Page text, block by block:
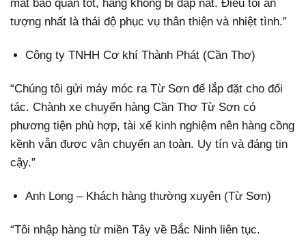
mát bảo quản tốt, hàng không bị dập nát. Điều tôi ấn
tượng nhất là thái độ phục vụ thân thiện và nhiệt tình.”
Công ty TNHH Cơ khí Thành Phát (Cần Thơ)
“Chúng tôi gửi máy móc ra Từ Sơn để lắp đặt cho đối
tác. Chành xe chuyển hàng Cần Thơ Từ Sơn có
phương tiện phù hợp, tài xế kinh nghiệm nên hàng cồng
kềnh vẫn được vận chuyển an toàn. Uy tín và đáng tin
cậy.”
Anh Long – Khách hàng thường xuyên (Từ Sơn)
“Tôi nhập hàng từ miền Tây về Bắc Ninh liên tục.